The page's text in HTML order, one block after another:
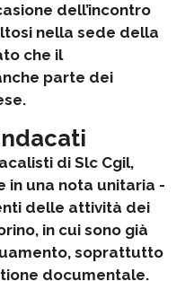
dell’incontro
nella sede della
che il
parte dei
di Slc Cgil,
in una nota unitaria -
delle attività dei
in cui sono già
soprattutto
documentale.